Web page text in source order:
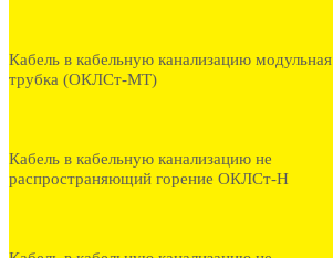
Кабель в кабельную канализацию модульная
трубка (ОКЛСт-МТ)
Кабель в кабельную канализацию не
распространяющий горение ОКЛСт-Н